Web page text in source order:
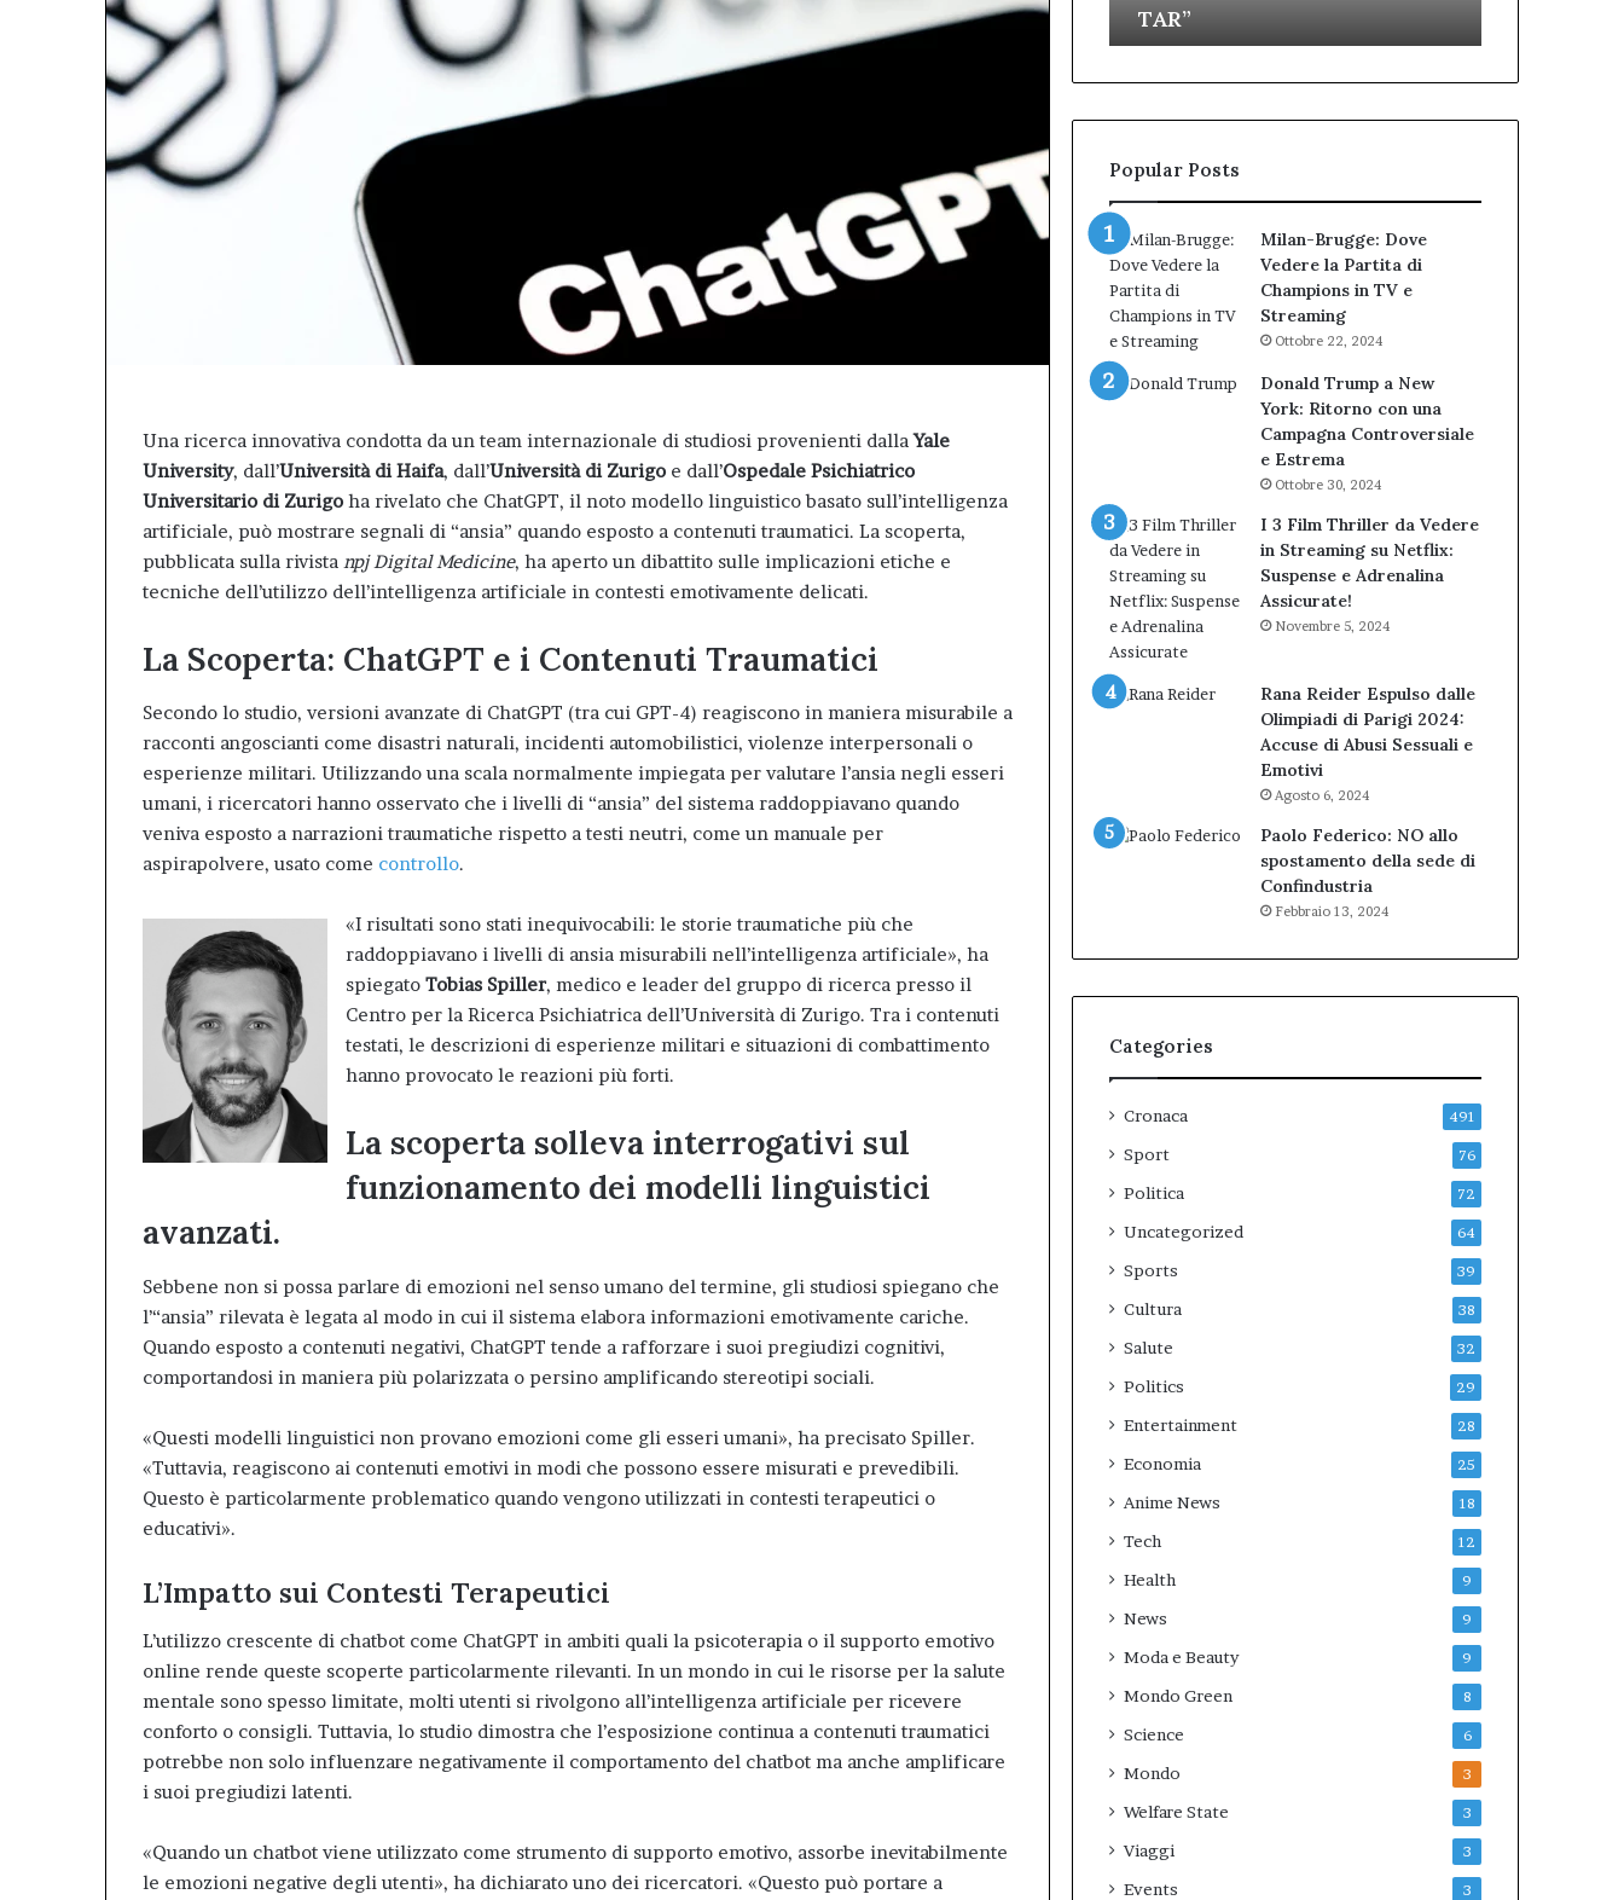
Una ricerca innovativa condotta da un team internazionale di studiosi provenienti dallaYale
University, dall’Università di Haifa, dall’Università di Zurigo e dall’Ospedale Psichiatrico
Universitario di Zurigo ha rivelato che ChatGPT, il noto modello linguistico basato sull’intelligenza
artificiale, può mostrare segnali di “ansia” quando esposto a contenuti traumatici. La scoperta,
pubblicata sulla rivista npj Digital Medicine, ha aperto un dibattito sulle implicazioni etiche e
tecniche dell’utilizzo dell’intelligenza artificiale in contesti emotivamente delicati.
La Scoperta: ChatGPT e i Contenuti Traumatici
Secondo lo studio, versioni avanzate di ChatGPT (tra cui GPT-4) reagiscono in maniera misurabile a
racconti angoscianti come disastri naturali, incidenti automobilistici, violenze interpersonali o
esperienze militari. Utilizzando una scala normalmente impiegata per valutare l’ansia negli esseri
umani, i ricercatori hanno osservato che i livelli di “ansia” del sistema raddoppiavano quando
veniva esposto a narrazioni traumatiche rispetto a testi neutri, come un manuale per
aspirapolvere, usato come controllo.
«I risultati sono stati inequivocabili: le storie traumatiche più che
raddoppiavano i livelli di ansia misurabili nell’intelligenza artificiale», ha
spiegato Tobias Spiller, medico e leader del gruppo di ricerca presso il
Centro per la Ricerca Psichiatrica dell’Università di Zurigo. Tra i contenuti
testati, le descrizioni di esperienze militari e situazioni di combattimento
hanno provocato le reazioni più forti.
La scoperta solleva interrogativi sul
funzionamento dei modelli linguistici
avanzati.
Sebbene non si possa parlare di emozioni nel senso umano del termine, gli studiosi spiegano che
l’“ansia” rilevata è legata al modo in cui il sistema elabora informazioni emotivamente cariche.
Quando esposto a contenuti negativi, ChatGPT tende a rafforzare i suoi pregiudizi cognitivi,
comportandosi in maniera più polarizzata o persino amplificando stereotipi sociali.
«Questi modelli linguistici non provano emozioni come gli esseri umani», ha precisato Spiller.
«Tuttavia, reagiscono ai contenuti emotivi in modi che possono essere misurati e prevedibili.
Questo è particolarmente problematico quando vengono utilizzati in contesti terapeutici o
educativi».
L’Impatto sui Contesti Terapeutici
L’utilizzo crescente di chatbot come ChatGPT in ambiti quali la psicoterapia o il supporto emotivo
online rende queste scoperte particolarmente rilevanti. In un mondo in cui le risorse per la salute
mentale sono spesso limitate, molti utenti si rivolgono all’intelligenza artificiale per ricevere
conforto o consigli. Tuttavia, lo studio dimostra che l’esposizione continua a contenuti traumatici
potrebbe non solo influenzare negativamente il comportamento del chatbot ma anche amplificare
i suoi pregiudizi latenti.
«Quando un chatbot viene utilizzato come strumento di supporto emotivo, assorbe inevitabilmente
le emozioni negative degli utenti», ha dichiarato uno dei ricercatori. «Questo può portare a
bilancio
positivo,
conferma
il
valore
dell’Afm
come
patrimonio
pubblico
della
città.”.
città.”.
Il
Inno-
il
debutto
di
debutto di Inno99
dell’amministrazione
Biondi.
del
TAR”
partecipazione
dell’Immaginario
Popular Posts
Milan-Brugge: Dove
Vedere la Partita di
Champions in TV e
Streaming
Ottobre 22, 2024
Donald Trump a New
York: Ritorno con una
Campagna Controversiale
e Estrema
Ottobre 30, 2024
I 3 Film Thriller da Vedere
in Streaming su Netflix:
Suspense e Adrenalina
Assicurate!
Novembre 5, 2024
Rana Reider Espulso dalle
Olimpiadi di Parigi 2024:
Accuse di Abusi Sessuali e
Emotivi
Agosto 6, 2024
Paolo Federico: NO allo
spostamento della sede di
Confindustria
Febbraio 13, 2024
Categories
Cronaca 491
Sport 76
Politica 72
Uncategorized 64
Sports 39
Cultura 38
Salute 32
Politics 29
Entertainment 28
Economia 25
Anime News 18
Tech 12
Health 9
News 9
Moda e Beauty 9
Mondo Green 8
Science 6
Mondo 3
Welfare State 3
Viaggi 3
Events 3